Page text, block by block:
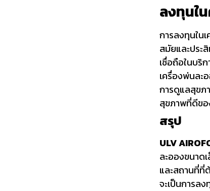
ลงทุนใ
การลงทุนใน
สมัยและประ
เชื่อถือในบริ
เครื่องพ่นละ
การดูแลสุขภ
สุขภาพที่ดีข
สรุป
ULV
ละอองขนาด
และสถานที่ที่
จะเป็นการล